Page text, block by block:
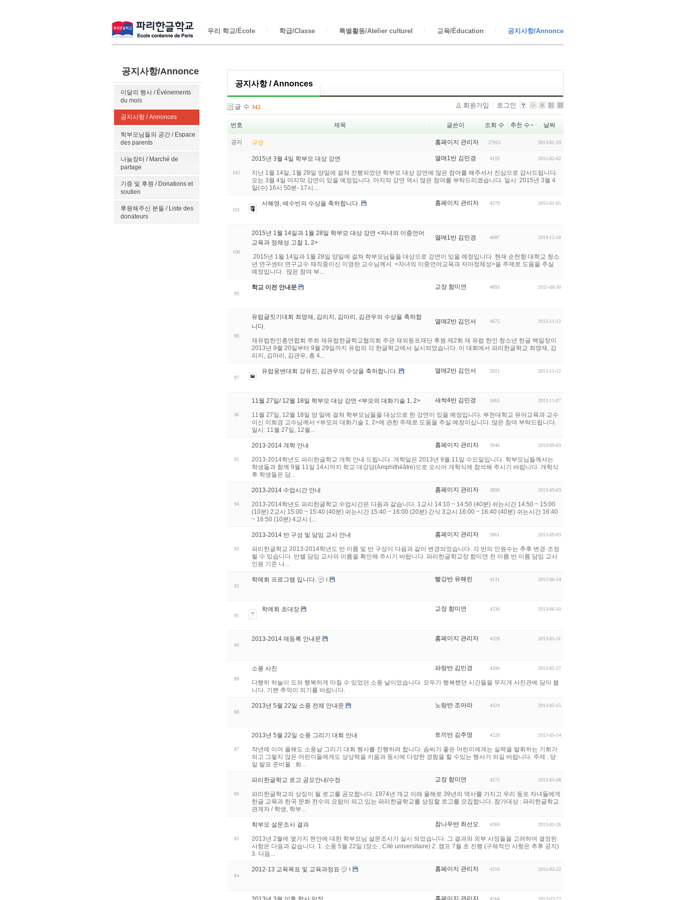
우리 학교/École 학급/Classe 특별활동/Atelier culturel 교육/Éducation 공지사항/Annonce
공지사항/Annonce
이달의 행사 / Événements
du mois
공지사항 / Annonces
학부모님들의 공간 / Espace
des parents
나눔장터 / Marché de
partage
기증 및 후원 / Donations et
soutien
후원해주신 분들 / Liste des
donateurs
공지사항 / Annonces
글 수 342 회원가입 로그인
번호 제목 글쓴이 조회 수 추천 수 날짜
공지 규정 홈페이지 관리자 27915 2013-01-29
102
2015년 3월 4일 학부모 대상 강연 열매1반 김민경 4192 2015-02-02
지난 1월 14일, 1월 28일 양일에 걸쳐 진행되었던 학부모 대상 강연에 많은 참여를 해주셔서 진심으로 감사드립니다.
오는 3월 4일 마지막 강연이 있을 예정입니다. 마지막 강연 역시 많은 참여를 부탁드리겠습니다. 일시: 2015년 3월 4
일(수) 16시 50분- 17시...
101
서혜영, 배수빈의 수상을 축하합니다. 홈페이지 관리자 4279 2015-01-05
100
2015년 1월 14일과 1월 28일 학부모 대상 강연 <자녀의 이중언어
교육과 정체성 고찰 1, 2>
열매1반 김민경 4687 2014-12-18
2015년 1월 14일과 1월 28일 양일에 걸쳐 학부모님들을 대상으로 강연이 있을 예정입니다. 현재 순천향 대학교 청소
년 연구센터 연구교수 재직중이신 이영란 교수님께서 <자녀의 이중언어교육과 자아정체성>을 주제로 도움을 주실
예정입니다. 많은 참여 부...
99
학교 이전 안내문 교장 함미연 4893 2015-08-30
98
유럽글짓기대회 최영재, 김리지, 김마리, 김관우의 수상을 축하합
니다.
열매2반 김인서 4675 2013-11-12
재유럽한인총연합회 주최 재유럽한글학교협의회 주관 재외동포재단 후원 제2회 재 유럽 한인 청소년 한글 백일장이
2013년 9월 20일부터 9월 29일까지 유럽의 각 한글학교에서 실시되었습니다. 이 대회에서 파리한글학교 최영재, 김
리지, 김마리, 김관우, 총 4...
97
유럽웅변대회 강유진, 김관우의 수상을 축하합니다. 열매2반 김인서 3921 2013-11-12
96
11월 27일/ 12월 18일 학부모 대상 강연 <부모의 대화기술 1, 2> 새싹4반 김민경 5065 2013-11-07
11월 27일, 12월 18일 양 일에 걸쳐 학부모님들을 대상으로 한 강연이 있을 예정입니다. 부천대학교 유아교육과 교수
이신 이희경 교수님께서 <부모의 대화기술 1, 2>에 관한 주제로 도움을 주실 예정이십니다. 많은 참여 부탁드립니다.
일시: 11월 27일, 12월...
95
2013-2014 개학 안내 홈페이지 관리자 3946 2013-09-03
2013-2014학년도 파리한글학교 개학 안내 드립니다. 개학일은 2013년 9월 11일 수요일입니다. 학부모님들께서는
학생들과 함께 9월 11일 14시까지 학교 대강당(Amphithéâtre)으로 오시어 개학식에 참석해 주시기 바랍니다. 개학식
후 학생들은 담...
94
2013-2014 수업시간 안내 홈페이지 관리자 3890 2013-09-03
2013-2014학년도 파리한글학교 수업시간은 다음과 같습니다. 1교시 14:10 ~ 14:50 (40분) 쉬는시간 14:50 ~ 15:00
(10분) 2교시 15:00 ~ 15:40 (40분) 쉬는시간 15:40 ~ 16:00 (20분) 간식 3교시 16:00 ~ 16:40 (40분) 쉬는시간 16:40
~ 16:50 (10분) 4교시 (...
93
2013-2014 반 구성 및 담임 교사 안내 홈페이지 관리자 3861 2013-09-03
파리한글학교 2013-2014학년도 반 이름 및 반 구성이 다음과 같이 변경되었습니다. 각 반의 인원수는 추후 변경·조정
될 수 있습니다. 반별 담임 교사의 이름을 확인해 주시기 바랍니다. 파리한글학교장 함미연 전 이름 반 이름 담임 교사
인원 기준 나...
92
학예회 프로그램 입니다. 1 빨강반 유해린 4131 2013-06-14
91
학예회 초대장 교장 함미연 4236 2013-06-10
90
2013-2014 재등록 안내문 홈페이지 관리자 4328 2013-05-31
89
소풍 사진 파랑반 김민경 4206 2013-05-27
다행히 하늘이 도와 행복하게 마칠 수 있었던 소풍 날이었습니다. 모두가 행복했던 시간들을 무지개 사진관에 담아 봅
니다. 기쁜 추억이 되기를 바랍니다.
88
2013년 5월 22일 소풍 전체 안내문 노랑반 조아라 4324 2013-05-15
87
2013년 5월 22일 소풍 그리기 대회 안내 토끼반 김주영 4228 2013-05-14
작년에 이어 올해도 소풍날 그리기 대회 행사를 진행하려 합니다. 솜씨가 좋은 어린이에게는 실력을 발휘하는 기회가
되고 그렇지 않은 어린이들에게도 상상력을 키움과 동시에 다양한 경험을 할 수있는 행사가 되길 바랍니다. 주제 : 당
일 발표 준비물 : 화...
86
파리한글학교 로고 공모안내/수정 교장 함미연 4275 2013-05-08
파리한글학교의 상징이 될 로고를 공모합니다. 1974년 개교 이래 올해로 39년의 역사를 가지고 우리 동포 자녀들에게
한글 교육과 한국 문화 전수의 요람이 되고 있는 파리한글학교를 상징할 로고를 모집합니다. 참가대상 : 파리한글학교
관계자 / 학생, 학부...
85
학부모 설문조사 결과 참나무반 최선오 4269 2013-03-26
2013년 2월에 몇가지 현안에 대한 학부모님 설문조사가 실시 되었습니다. 그 결과와 외부 사정들을 고려하여 결정된
사항은 다음과 같습니다. 1. 소풍 5월 22일 (장소 ; Cité universitaire) 2. 캠프 7월 초 진행 (구체적인 사항은 추후 공지)
3. 다음...
84
2012-13 교육목표 및 교육과정표 1 홈페이지 관리자 4216 2013-03-22
홈페이지 관리자 4264 2013-03-22